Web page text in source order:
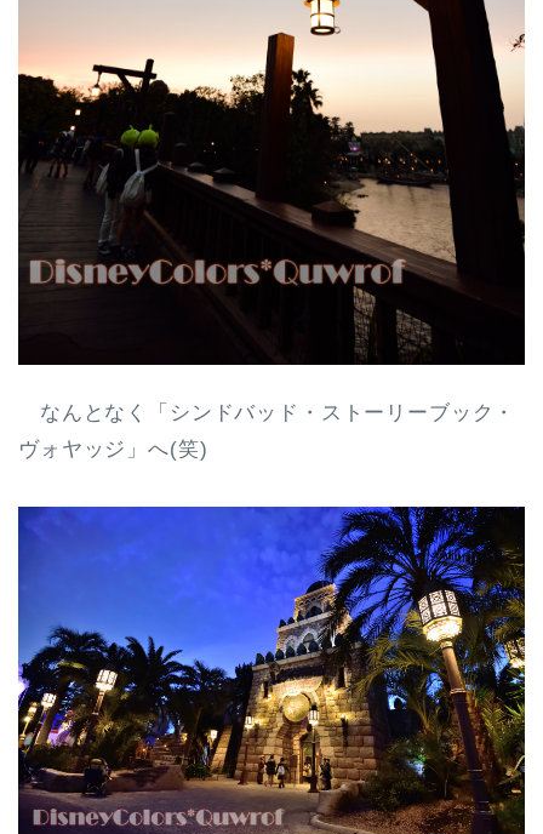
なんとなく「シンドバッド・ストーリーブック・
ヴォヤッジ」へ(笑)